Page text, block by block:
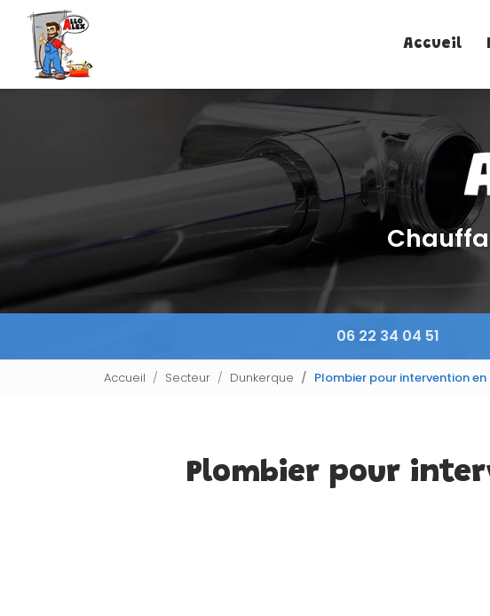
contenu
principal
Accueil
06 22 34 04 51
Accueil Secteur Dunkerque Plombier pour intervention
Plombier pour